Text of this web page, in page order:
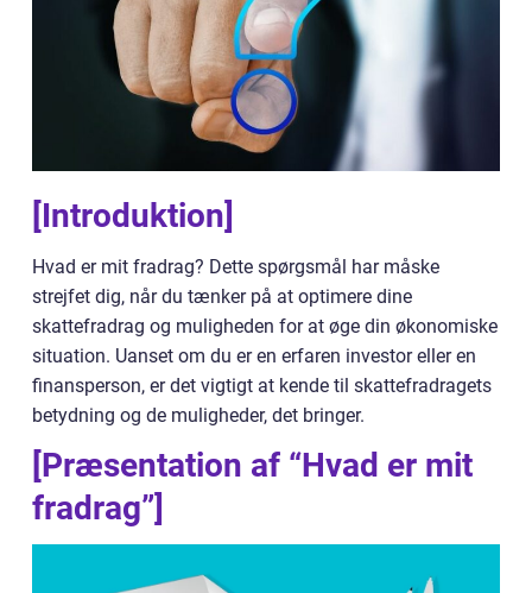
[Introduktion]
Hvad er mit fradrag? Dette spørgsmål har måske
strejfet dig, når du tænker på at optimere dine
skattefradrag og muligheden for at øge din økonomiske
situation. Uanset om du er en erfaren investor eller en
finansperson, er det vigtigt at kende til skattefradragets
betydning og de muligheder, det bringer.
[Præsentation af “Hvad er mit
fradrag”]